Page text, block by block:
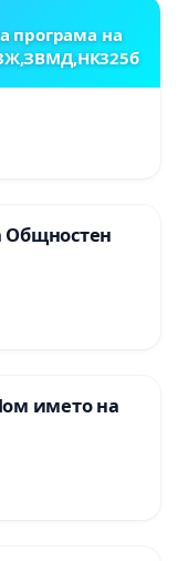
програма на
Общностен
името на